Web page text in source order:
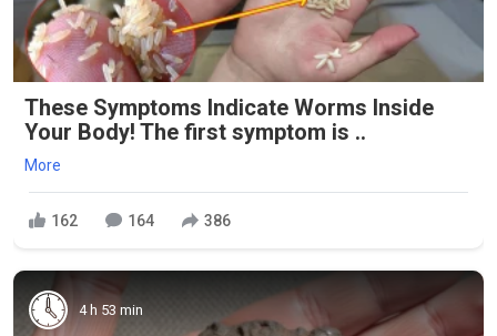
These Symptoms Indicate Worms Inside
Your Body! The first symptom is ..
More
162 164 386
4 h 53 min